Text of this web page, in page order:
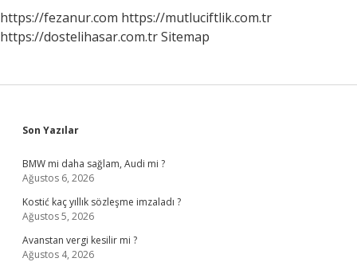
https://fezanur.com https://mutluciftlik.com.tr
https://dostelihasar.com.trSitemap
Sidebar
Son Yazılar
BMW mi daha sağlam, Audi mi ?
Ağustos 6, 2026
Kostić kaç yıllık sözleşme imzaladı ?
Ağustos 5, 2026
Avanstan vergi kesilir mi ?
Ağustos 4, 2026